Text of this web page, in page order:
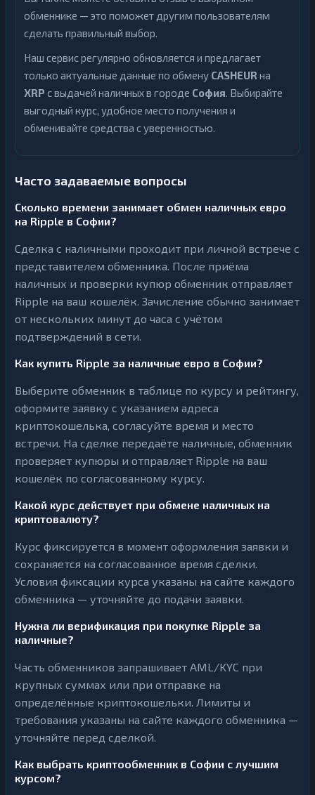
обменнике — это поможет другим пользователям
сделать правильный выбор.
Наш сервис регулярно обновляется и предлагает
только актуальные данные по обмену CASHEUR на
XRP с выдачей наличных в городе София. Выбирайте
выгодный курс, удобное место получения и
обменивайте средства с уверенностью.
Часто задаваемые вопросы
Сколько времени занимает обмен наличных евро
на Ripple в Софии?
Сделка с наличными проходит при личной встрече с
представителем обменника. После приёма
наличных и проверки купюр обменник отправляет
Ripple на ваш кошелёк. Зачисление обычно занимает
от нескольких минут до часа с учётом
подтверждений в сети.
Как купить Ripple за наличные евро в Софии?
Выберите обменник в таблице по курсу и рейтингу,
оформите заявку с указанием адреса
криптокошелька, согласуйте время и место
встречи. На сделке передаёте наличные, обменник
проверяет купюры и отправляет Ripple на ваш
кошелёк по согласованному курсу.
Какой курс действует при обмене наличных на
криптовалюту?
Курс фиксируется в момент оформления заявки и
сохраняется на согласованное время сделки.
Условия фиксации курса указаны на сайте каждого
обменника — уточняйте до подачи заявки.
Нужна ли верификация при покупке Ripple за
наличные?
Часть обменников запрашивает AML/KYC при
крупных суммах или при отправке на
определённые криптокошельки. Лимиты и
требования указаны на сайте каждого обменника —
уточняйте перед сделкой.
Как выбрать криптообменник в Софии с лучшим
курсом?